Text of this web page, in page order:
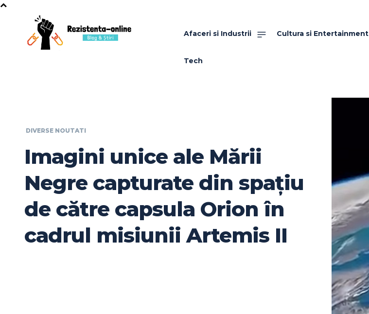
Afaceri si Industrii Cultura si Entertainment
Tech
DIVERSE NOUTATI
Imagini unice ale Mării
Negre capturate din spațiu
de către capsula Orion în
cadrul misiunii Artemis II